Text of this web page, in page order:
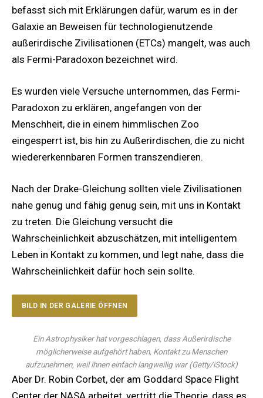
befasst sich mit Erklärungen dafür, warum es in der
Galaxie an Beweisen für technologienutzende
außerirdische Zivilisationen (ETCs) mangelt, was auch
als Fermi-Paradoxon bezeichnet wird.
Es wurden viele Versuche unternommen, das Fermi-
Paradoxon zu erklären, angefangen von der
Menschheit, die in einem himmlischen Zoo
eingesperrt ist, bis hin zu Außerirdischen, die zu nicht
wiedererkennbaren Formen transzendieren.
Nach der Drake-Gleichung sollten viele Zivilisationen
nahe genug und fähig genug sein, mit uns in Kontakt
zu treten. Die Gleichung versucht die
Wahrscheinlichkeit abzuschätzen, mit intelligentem
Leben in Kontakt zu kommen, und legt nahe, dass die
Wahrscheinlichkeit dafür hoch sein sollte.
BILD IN DER GALERIE ÖFFNEN
Ein Astrophysiker hat vorgeschlagen, dass Außerirdische
möglicherweise aufgehört haben, Kontakt zu Menschen
aufzunehmen, weil ihnen einfach langweilig war (Getty/iStock)
Aber Dr. Robin Corbet, der am Goddard Space Flight